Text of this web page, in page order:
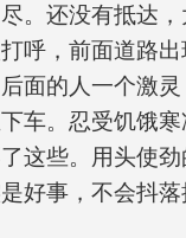
。还没有抵达
呼，前面道路
面的人一个激
车。忍受饥饿寒
这些。用头使
好事，不会抖落